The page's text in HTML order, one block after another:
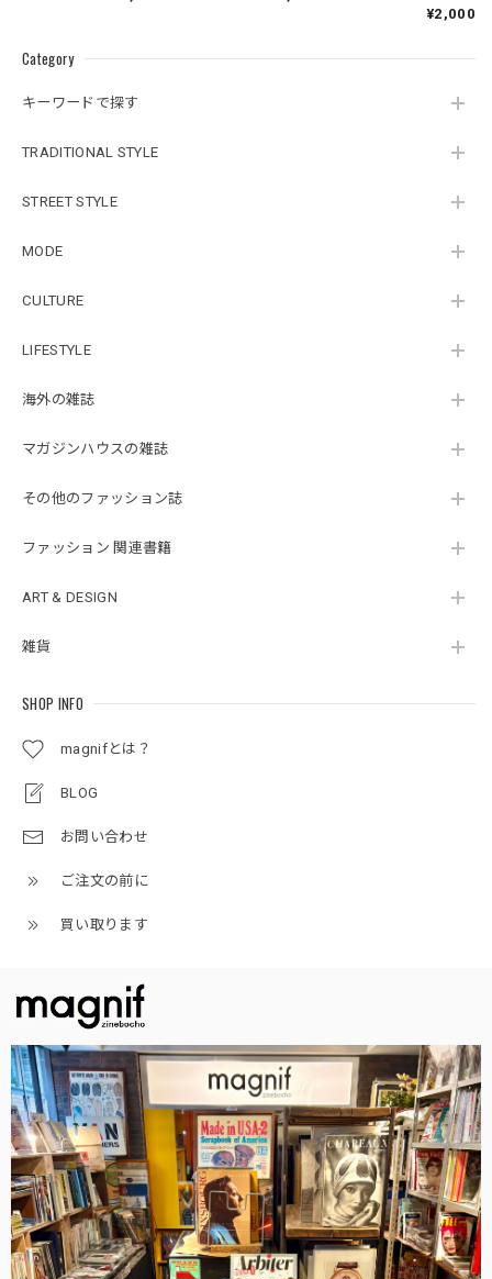
Category
キーワードで探す
TRADITIONAL STYLE
STREET STYLE
MODE
CULTURE
LIFESTYLE
海外の雑誌
マガジンハウスの雑誌
その他のファッション誌
ファッション 関連書籍
ART & DESIGN
雑貨
SHOP INFO
magnifとは？
BLOG
お問い合わせ
ご注文の前に
買い取ります
¥2,000